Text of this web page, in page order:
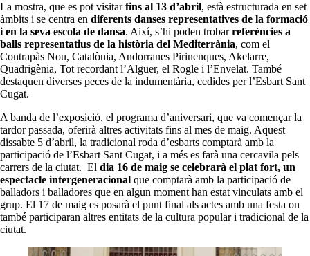
La mostra, que es pot visitarfins al 13 d’abril, està estructurada en set
àmbits i se centra en diferents danses representatives de la formació
i en la seva escola de dansa. Així, s’hi poden trobarreferències a
balls representatius de la història del Mediterrània, com el
Contrapàs Nou, Catalònia, Andorranes Pirinenques, Akelarre,
Quadrigènia, Tot recordant l’Alguer, el Rogle i l’Envelat. També
destaquen diverses peces de la indumentària, cedides per l’Esbart Sant
Cugat.
A banda de l’exposició, el programa d’aniversari, que va començar la
tardor passada, oferirà altres activitats fins al mes de maig. Aquest
dissabte 5 d’abril, la tradicional roda d’esbarts comptarà amb la
participació de l’Esbart Sant Cugat, i a més es farà una cercavila pels
carrers de la ciutat. El dia 16 de maig se celebrarà el plat fort, un
espectacle intergeneracional que comptarà amb la participació de
balladors i balladores que en algun moment han estat vinculats amb el
grup. El 17 de maig es posarà el punt final als actes amb una festa on
també participaran altres entitats de la cultura popular i tradicional de la
ciutat.